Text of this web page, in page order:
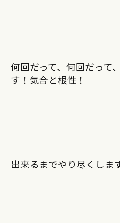
何回だって、何回だって
す！気合と根性！
出来るまでやり尽くします